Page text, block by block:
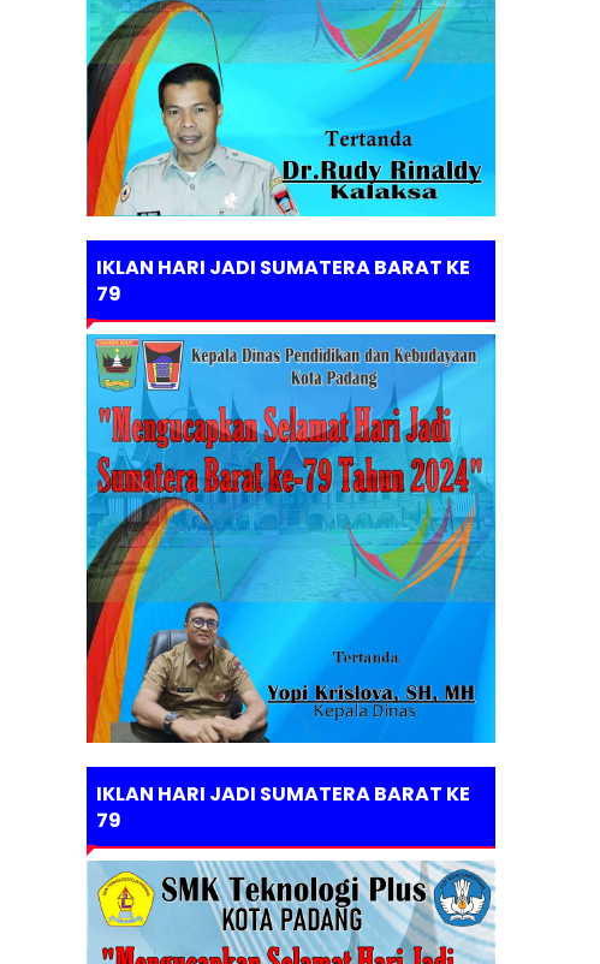
IKLAN HARI JADI SUMATERA BARAT KE
79
IKLAN HARI JADI SUMATERA BARAT KE
79